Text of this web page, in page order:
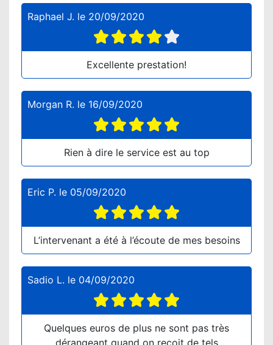
Raphael J. le 20/09/2020
Excellente prestation!
Morgan R. le 16/09/2020
Rien à dire le service est au top
Eric P. le 05/09/2020
L’intervenant a été à l’écoute de mes besoins
Sadio L. le 04/09/2020
Quelques euros de plus ne sont pas très
dérangeant quand on reçoit de tels